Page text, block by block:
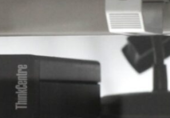
die Open Source Firewall
meines Heimnetzwerks.